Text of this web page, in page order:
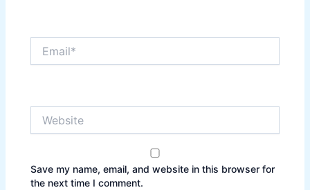
Save my name, email, and website in this browser for
the next time I comment.